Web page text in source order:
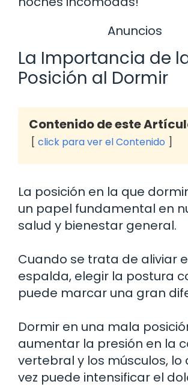
Anuncios
La Importancia de
Posición al Dormir
Contenido de este
click para ver el Contenido
La posición en la que
un papel fundamental en
salud y bienestar general.
Cuando se trata de aliviar
espalda, elegir la postura
puede marcar una gran
Dormir en una mala
aumentar la presión en la
vertebral y los músculos, lo
vez puede intensificar el